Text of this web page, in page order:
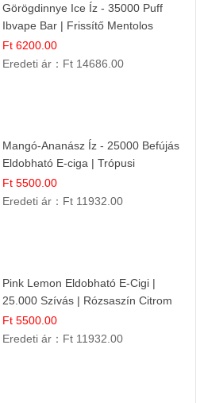
Görögdinnye Ice Íz - 35000 Puff
Ibvape Bar | Frissítő Mentolos
Élmény!
Ft 6200.00
Eredeti ár： Ft 14686.00
Mangó-Ananász Íz - 25000 Befújás
Eldobható E-ciga | Trópusi
Gyümölcs Élmény!
Ft 5500.00
Eredeti ár： Ft 11932.00
Pink Lemon Eldobható E-Cigi |
25.000 Szívás | Rózsaszín Citrom
Íz
Ft 5500.00
Eredeti ár： Ft 11932.00